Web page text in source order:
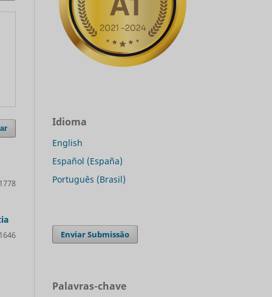
Idioma
English
Español (España)
Português (Brasil)
Enviar Submissão
Palavras-chave